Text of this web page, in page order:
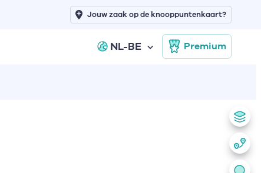
NL-BE Premium
Jouw zaak op de knooppuntenkaart?